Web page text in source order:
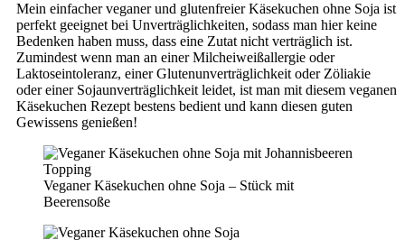
Mein einfacher veganer und glutenfreier Käsekuchen ohne Soja ist
perfekt geeignet bei Unverträglichkeiten, sodass man hier keine
Bedenken haben muss, dass eine Zutat nicht verträglich ist.
Zumindest wenn man an einer Milcheiweißallergie oder
Laktoseintoleranz, einer Glutenunverträglichkeit oder Zöliakie
oder einer Sojaunverträglichkeit leidet, ist man mit diesem veganen
Käsekuchen Rezept bestens bedient und kann diesen guten
Gewissens genießen!
Veganer Käsekuchen ohne Soja – Stück mit
Beerensoße